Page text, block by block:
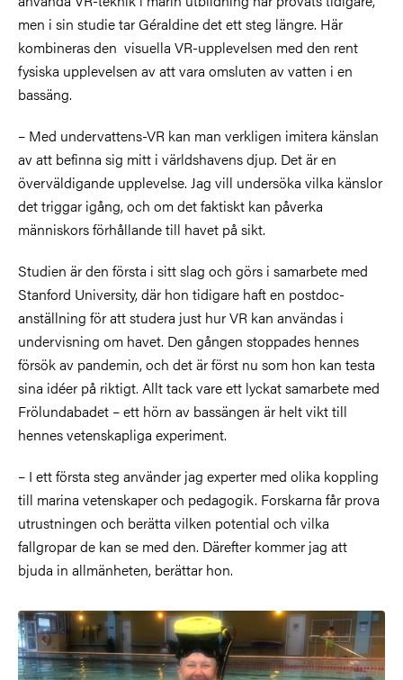
men i sin studie tar Géraldine det ett steg längre. Här
kombineras den visuella VR-upplevelsen med den rent
fysiska upplevelsen av att vara omsluten av vatten i en
bassäng.
– Med undervattens-VR kan man verkligen imitera känslan
av att befinna sig mitt i världshavens djup. Det är en
överväldigande upplevelse. Jag vill undersöka vilka känslor
det triggar igång, och om det faktiskt kan påverka
människors förhållande till havet på sikt.
Studien är den första i sitt slag och görs i samarbete med
Stanford University, där hon tidigare haft en postdoc-
anställning för att studera just hur VR kan användas i
undervisning om havet. Den gången stoppades hennes
försök av pandemin, och det är först nu som hon kan testa
sina idéer på riktigt. Allt tack vare ett lyckat samarbete med
Frölundabadet – ett hörn av bassängen är helt vikt till
hennes vetenskapliga experiment.
– I ett första steg använder jag experter med olika koppling
till marina vetenskaper och pedagogik. Forskarna får prova
utrustningen och berätta vilken potential och vilka
fallgropar de kan se med den. Därefter kommer jag att
bjuda in allmänheten, berättar hon.
Bild